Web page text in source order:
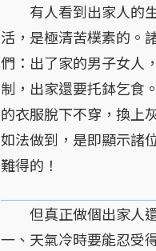
有人看到出家人的生
活，是極清苦樸素的。
們：出了家的男子女人
制，出家還要托鉢乞食
的衣服脫下不穿，換上
如法做到，是即顯示諸
難得的！
但真正做個出家人還
一、天氣冷時要能忍受